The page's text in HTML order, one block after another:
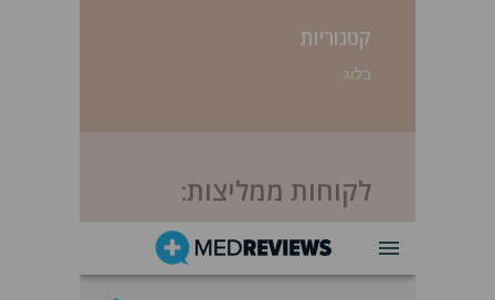
קטגוריות
בלוג
לקוחות ממליצות: